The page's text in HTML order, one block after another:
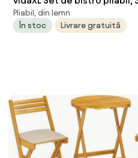
perne gri închis, bambus
Pliabil, din lemn
În stoc
Livrare gratuită